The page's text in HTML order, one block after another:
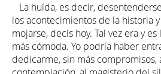
La huída, es decir,
los acontecimientos de la historia
mojarse, decís hoy. Tal vez era y
más cómoda. Yo podría haber
dedicarme, sin más compromisos,